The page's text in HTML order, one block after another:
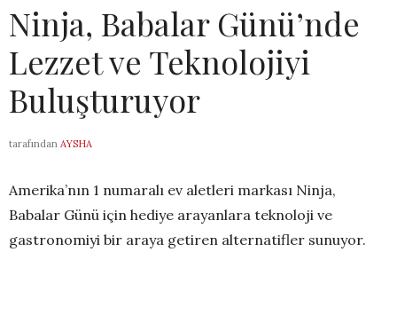
Ninja, Babalar Günü’nde
Lezzet ve Teknolojiyi
Buluşturuyor
tarafından AYSHA
Amerika’nın 1 numaralı ev aletleri markası Ninja,
Babalar Günü için hediye arayanlara teknoloji ve
gastronomiyi bir araya getiren alternatifler sunuyor.